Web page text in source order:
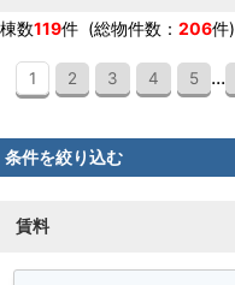
棟数119件 (総物件数： 206件)
1 2 3 4 5 ...
条件を絞り込む
賃料